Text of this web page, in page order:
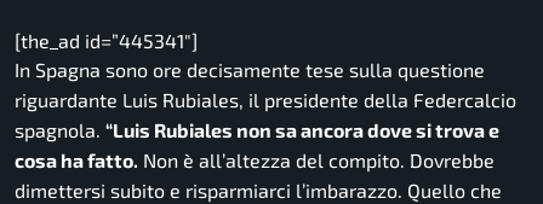
[the_ad id=”445341″]
In Spagna sono ore decisamente tese sulla questione
riguardante Luis Rubiales, il presidente della Federcalcio
spagnola. “Luis Rubiales non sa ancora dove si trova e
cosa ha fatto. Non è all’altezza del compito. Dovrebbe
dimettersi subito e risparmiarci l’imbarazzo. Quello che